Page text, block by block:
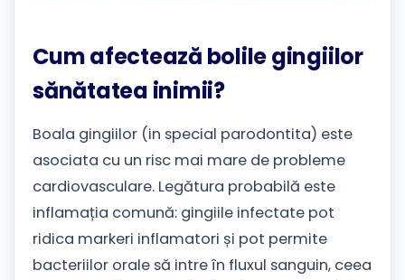
Cum afectează bolile gingiilor
sănătatea inimii?
Boala gingiilor (in special parodontita) este
asociata cu un risc mai mare de probleme
cardiovasculare. Legătura probabilă este
inflamația comună: gingiile infectate pot
ridica markeri inflamatori și pot permite
bacteriilor orale să intre în fluxul sanguin, ceea